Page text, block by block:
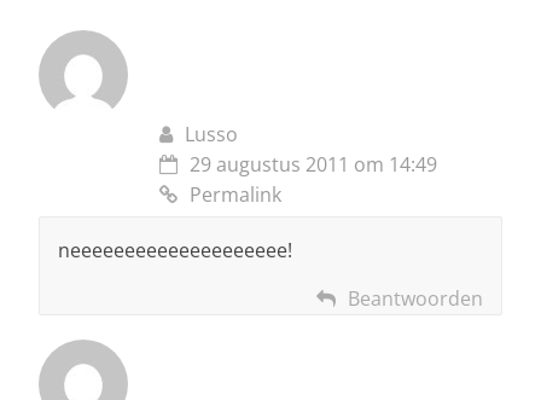
Lusso
29 augustus 2011 om 14:49
Permalink
neeeeeeeeeeeeeeeeeeee!
Beantwoorden